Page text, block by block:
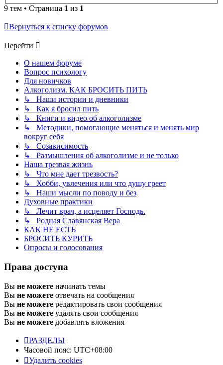
9 тем • Страница 1 из 1
Вернуться к списку форумов
Перейти
О нашем форуме
Вопрос психологу
Для новичков
Алкоголизм. КАК БРОСИТЬ ПИТЬ
↳ Наши истории и дневники
↳ Как я бросил пить
↳ Книги и видео об алкоголизме
↳ Методики, помогающие меняться и менять мир
вокруг себя
↳ Созависимость
↳ Размышления об алкоголизме и не только
Наша трезвая жизнь
↳ Что мне дает трезвость?
↳ Хобби, увлечения или что душу греет
↳ Наши мысли по поводу и без
Духовные практики
↳ Лечит врач, а исцеляет Господь.
↳ Родная Славянская Вера
КАК НЕ ЕСТЬ
БРОСИТЬ КУРИТЬ
Опросы и голосования
Права доступа
Вы не можете начинать темы
Вы не можете отвечать на сообщения
Вы не можете редактировать свои сообщения
Вы не можете удалять свои сообщения
Вы не можете добавлять вложения
РАЗДЕЛЫ
Часовой пояс: UTC+08:00
Удалить cookies